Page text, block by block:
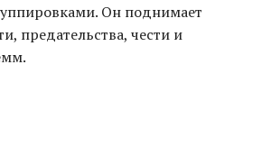
Он поднимает
предательства, чести и